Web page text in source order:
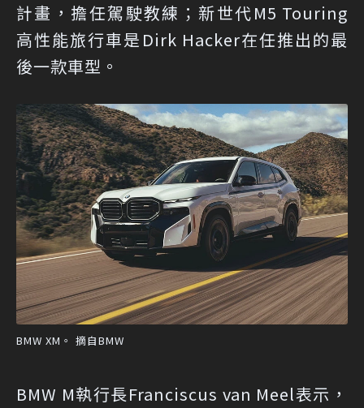
計畫，擔任駕駛教練；新世代M5 Touring
高性能旅行車是Dirk Hacker在任推出的最
後一款車型。
BMW XM。 摘自BMW
BMW M執行長Franciscus van Meel表示，